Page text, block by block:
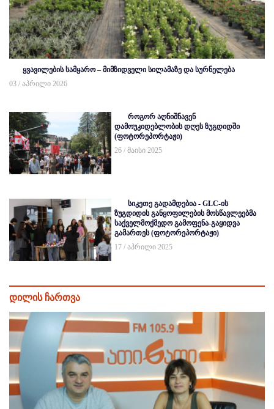
ყვავილების სამყარო – მიმზიდველი სილამაზე და სურნელება
03 / აპრილი 2026
როგორ აღნიშნავენ
დამოუკიდებლობის დღეს ზუგდიდში
(ფოტორეპორტაჟი)
26 / მაისი 2025
სიკეთე გადამდებია - GLC-ის
ზუგდიდის განყოფილების მოსწავლეებმა
საქველმოქმედო გამოფენა-გაყიდვა
გამართეს (ფოტორეპორტაჟი)
17 / აპრილი 2025
დილის ჩართვა